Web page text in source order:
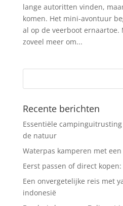
lange autoritten vinden,
komen. Het mini-avontuur
al op de veerboot ernaartoe.
zoveel meer om...
Recente berichten
Essentiële
de natuur
Waterpas kamperen met
Eerst passen of direct
Een onvergetelijke reis met
indonesië